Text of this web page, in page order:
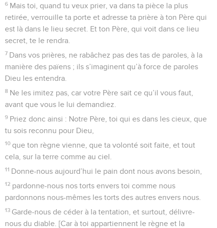
6 Mais toi, quand tu veux prier, va dans ta pièce la plus
retirée, verrouille ta porte et adresse ta prière à ton Père qui
est là dans le lieu secret. Et ton Père, qui voit dans ce lieu
secret, te le rendra.
7 Dans vos prières, ne rabâchez pas des tas de paroles, à la
manière des païens ; ils s’imaginent qu’à force de paroles
Dieu les entendra.
8 Ne les imitez pas, car votre Père sait ce qu’il vous faut,
avant que vous le lui demandiez.
9 Priez donc ainsi : Notre Père, toi qui es dans les cieux, que
tu sois reconnu pour Dieu,
10 que ton règne vienne, que ta volonté soit faite, et tout
cela, sur la terre comme au ciel.
11 Donne-nous aujourd’hui le pain dont nous avons besoin,
12 pardonne-nous nos torts envers toi comme nous
pardonnons nous-mêmes les torts des autres envers nous.
13 Garde-nous de céder à la tentation, et surtout, délivre-
nous du diable. [Car à toi appartiennent le règne et la